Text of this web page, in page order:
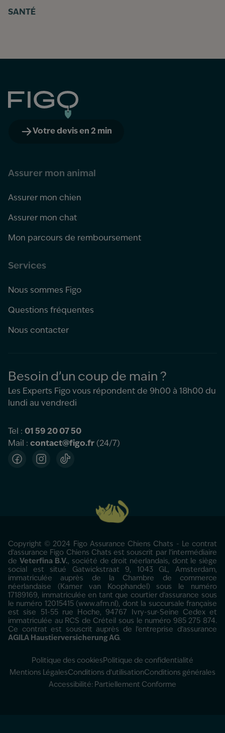
SANTÉ
Figo
Votre devis en 2 min
Assurer mon animal
Assurer mon chien
Assurer mon chat
Mon parcours de remboursement
Services
Nous sommes Figo
Questions fréquentes
Nous contacter
Besoin d’un coup de main ?
Les Experts Figo vous répondent de 9h00 à 18h00 du
lundi au vendredi
Tel : 01 59 20 07 50
Mail : contact@figo.fr (24/7)
FacebookInstagramTikTok
Copyright © 2024 Figo Assurance Chiens Chats - Le contrat
d'assurance Figo Chiens Chats est souscrit par l’intermédiaire
de Veterfina B.V., société de droit néerlandais, dont le siège
social est situé Gatwickstraat 9, 1043 GL, Amsterdam,
immatriculée auprès de la Chambre de commerce
néerlandaise (Kamer van Koophandel) sous le numéro
17189169, immatriculée en tant que courtier d’assurance sous
le numéro 12015415 (www.afm.nl), dont la succursale française
est sise 51-55 rue Hoche, 94767 Ivry-sur-Seine Cedex et
immatriculée au RCS de Créteil sous le numéro 985 275 874.
Ce contrat est souscrit auprès de l’entreprise d’assurance
AGILA Haustierversicherung AG.
Politique des cookiesPolitique de confidentialité
Mentions LégalesConditions d’utilisationConditions générales
Accessibilité: Partiellement Conforme